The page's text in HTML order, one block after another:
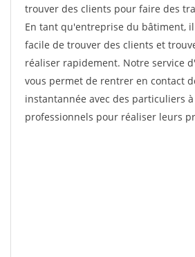
trouver des clients pour faire des
En tant qu'entreprise du bâtiment,
facile de trouver des clients et
réaliser rapidement. Notre service
vous permet de rentrer en contact
instantannée avec des particuliers
professionnels pour réaliser leurs